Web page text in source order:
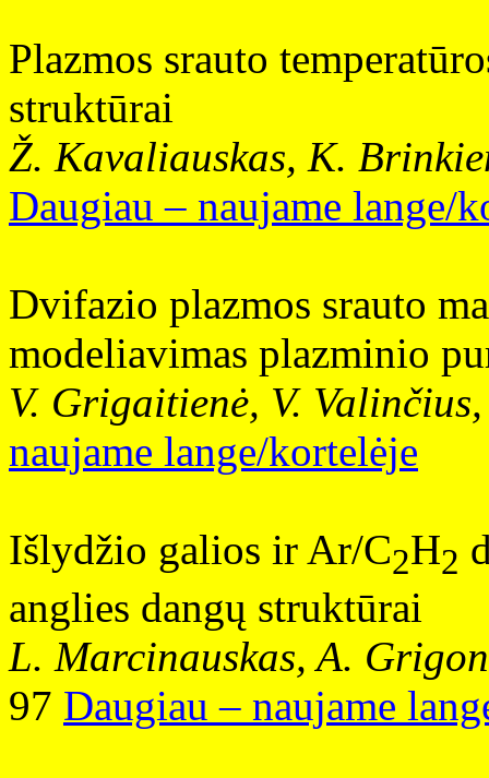
Plazmos srauto
struktūrai
Ž. Kavaliauskas, K.
Daugiau – naujame lange/
Dvifazio plazmos srauto
modeliavimas plazminio
V. Grigaitienė, V.
naujame lange/kortelėje
Išlydžio galios ir Ar/C2H2
anglies dangų struktūrai
L. Marcinauskas, A.
97 Daugiau – naujame